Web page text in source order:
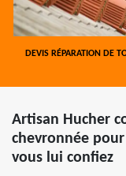
DEVIS RÉPARATION DE
Artisan Hucher
chevronnée
vous lui confiez